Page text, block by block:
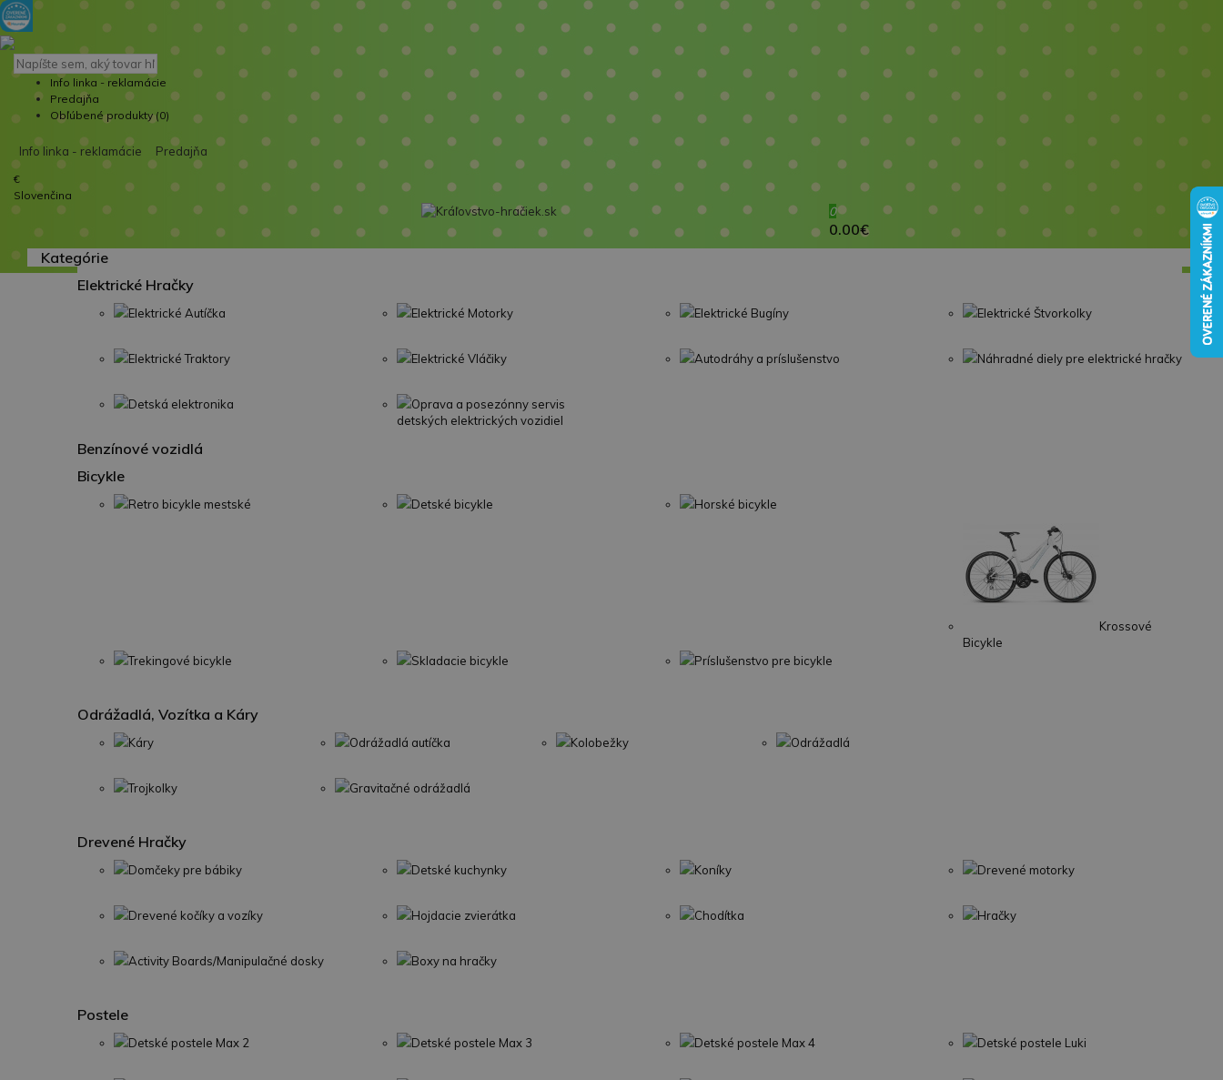
Info linka - reklamácie
Predajňa
Obľúbené produkty (0)
Info linka - reklamácie Predajňa
€
Slovenčina
0
0.00€
Kategórie
Elektrické Hračky
Elektrické Autíčka Elektrické Motorky Elektrické Bugíny Elektrické Štvorkolky
Elektrické Traktory Elektrické Vláčiky Autodráhy a príslušenstvo Náhradné diely pre elektrické hračky
Detská elektronika
Oprava a posezónny servis
detských elektrických vozidiel
Benzínové vozidlá
Bicykle
Retro bicykle mestské Detské bicykle Horské bicykle
Krossové
Bicykle
Trekingové bicykle
Skladacie bicykle Príslušenstvo pre bicykle
Odrážadlá, Vozítka a Káry
Káry Odrážadlá autíčka Kolobežky Odrážadlá
Trojkolky Gravitačné odrážadlá
Drevené Hračky
Domčeky pre bábiky Detské kuchynky Koníky Drevené motorky
Drevené kočíky a vozíky Hojdacie zvierátka Chodítka Hračky
Activity Boards/Manipulačné dosky Boxy na hračky
Postele
Detské postele Max 2 Detské postele Max 3 Detské postele Max 4 Detské postele Luki